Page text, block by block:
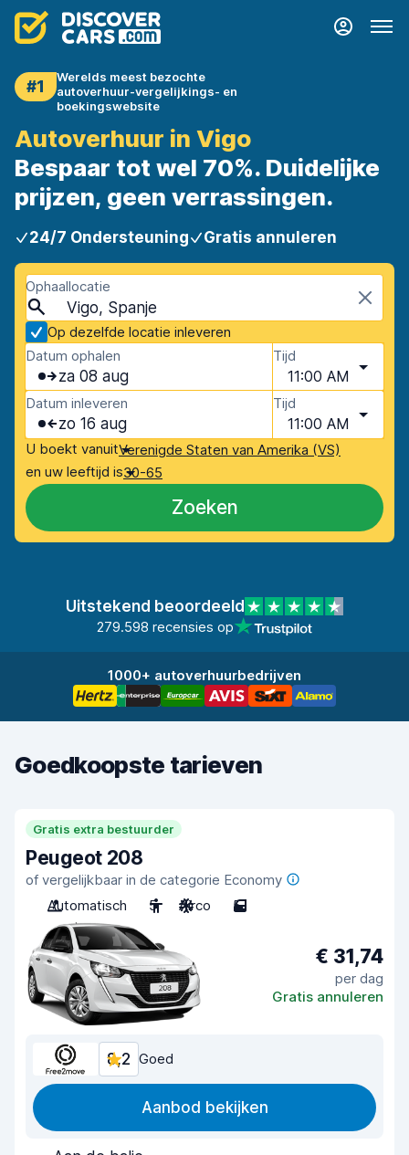
#1
Werelds meest bezochte
autoverhuur-vergelijkings- en
boekingswebsite
Autoverhuur in Vigo
Bespaar tot wel 70%. Duidelijke
prijzen, geen verrassingen.
24/7 Ondersteuning Gratis annuleren
Ophaallocatie
Vigo, Spanje
Op dezelfde locatie inleveren
Datum ophalen
za 08 aug
Tijd
11:00 AM
Datum inleveren
zo 16 aug
Tijd
11:00 AM
U boekt vanuitVerenigde Staten van Amerika (VS)
en uw leeftijd is30-65
Zoeken
Uitstekend beoordeeld
279.598 recensies op
1000+ autoverhuurbedrijven
Goedkoopste tarieven
Gratis extra bestuurder
Peugeot 208
of vergelijkbaar in de categorie Economy
Automatisch
5 Airco 5
€ 31,74
per dag
Gratis annuleren
8,2 Goed
Aanbod bekijken